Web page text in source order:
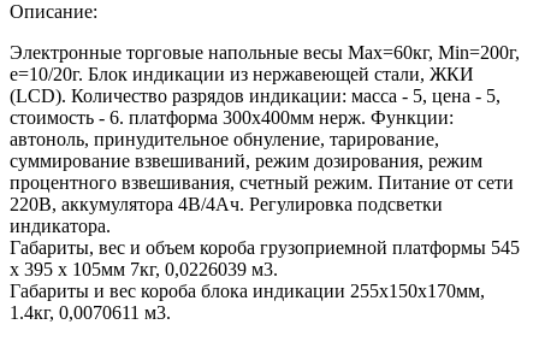
Описание:
Электронные торговые напольные весы Мах=60кг, Min=200г,
e=10/20г. Блок индикации из нержавеющей стали, ЖКИ
(LCD). Количество разрядов индикации: масса - 5, цена - 5,
стоимость - 6. платформа 300х400мм нерж. Функции:
автоноль, принудительное обнуление, тарирование,
суммирование взвешиваний, режим дозирования, режим
процентного взвешивания, счетный режим. Питание от сети
220В, аккумулятора 4В/4Ач. Регулировка подсветки
индикатора.
Габариты, вес и объем короба грузоприемной платформы 545
х 395 х 105мм 7кг, 0,0226039 м3.
Габариты и вес короба блока индикации 255х150х170мм,
1.4кг, 0,0070611 м3.